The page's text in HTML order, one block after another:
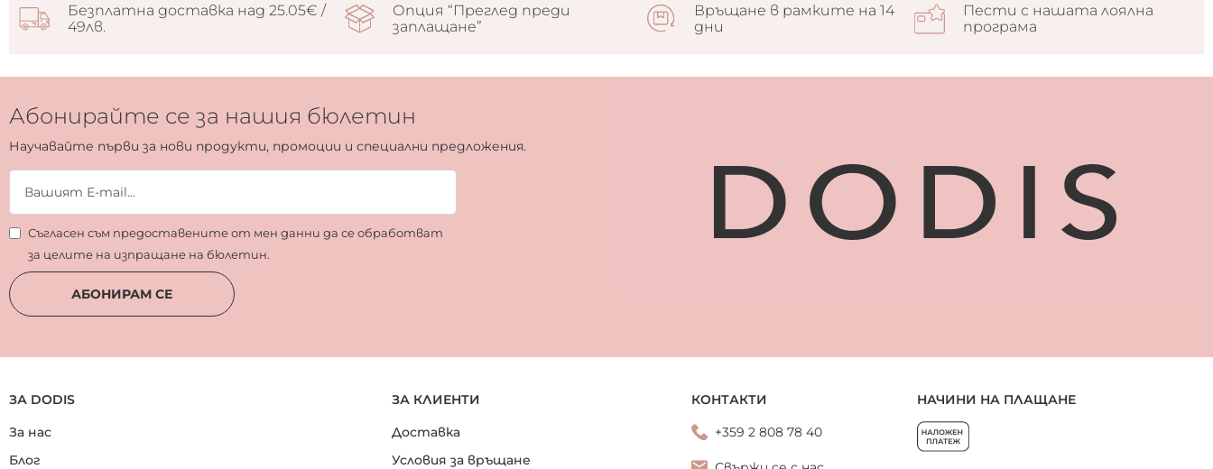
Безплатна доставка над 25.05€ /
49лв.
Опция “Преглед преди
заплащане”
Връщане в рамките на 14
дни
Пести с нашата лоялна
програма
Абонирайте се за нашия бюлетин
Научавайте първи за нови продукти, промоции и специални предложения.
Съгласен съм предоставените от мен данни да се обработват
за целите на изпращане на бюлетин.
АБОНИРАМ СЕ
ЗА DODIS
За нас
Блог
ЗА КЛИЕНТИ
Доставка
Условия за връщане
КОНТАКТИ
+359 2 808 78 40
НАЧИНИ НА ПЛАЩАНЕ